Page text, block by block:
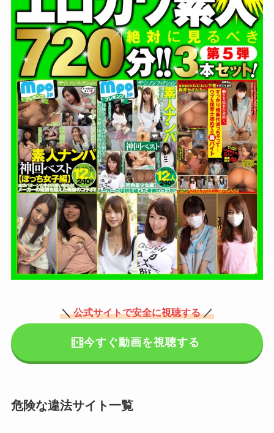
＼公式サイトで安全に視聴する／
今すぐ動画を視聴する
危険な違法サイト一覧